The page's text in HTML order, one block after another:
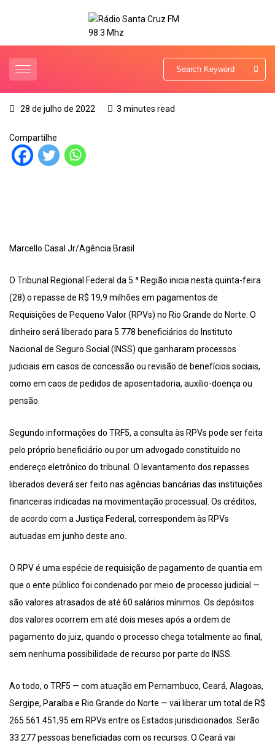
28 de julho de 2022 3 minutes read
Compartilhe
Marcello Casal Jr/Agência Brasil
O Tribunal Regional Federal da 5.ª Região inicia nesta quinta-feira
(28) o repasse de R$ 19,9 milhões em pagamentos de
Requisições de Pequeno Valor (RPVs) no Rio Grande do Norte. O
dinheiro será liberado para 5.778 beneficiários do Instituto
Nacional de Seguro Social (INSS) que ganharam processos
judiciais em casos de concessão ou revisão de benefícios sociais,
como em caos de pedidos de aposentadoria, auxílio-doença ou
pensão.
Segundo informações do TRF5, a consulta às RPVs pode ser feita
pelo próprio beneficiário ou por um advogado constituído no
endereço eletrônico do tribunal. O levantamento dos repasses
liberados deverá ser feito nas agências bancárias das instituições
financeiras indicadas na movimentação processual. Os créditos,
de acordo com a Justiça Federal, correspondem às RPVs
autuadas em junho deste ano.
O RPV é uma espécie de requisição de pagamento de quantia em
que o ente público foi condenado por meio de processo judicial —
são valores atrasados de até 60 salários mínimos. Os depósitos
dos valores ocorrem em até dois meses após a ordem de
pagamento do juiz, quando o processo chega totalmente ao final,
sem nenhuma possibilidade de recurso por parte do INSS.
Ao todo, o TRF5 — com atuação em Pernambuco, Ceará, Alagoas,
Sergipe, Paraíba e Rio Grande do Norte — vai liberar um total de R$
265.561.451,95 em RPVs entre os Estados jurisdicionados. Serão
33.277 pessoas beneficiadas com os recursos. O Ceará vai